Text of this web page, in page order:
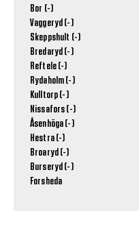
Bor (-)
Vaggeryd (-)
Skeppshult (-)
Bredaryd (-)
Reftele (-)
Rydaholm (-)
Kulltorp (-)
Nissafors (-)
Åsenhöga (-)
Hestra (-)
Broaryd (-)
Burseryd (-)
Forsheda